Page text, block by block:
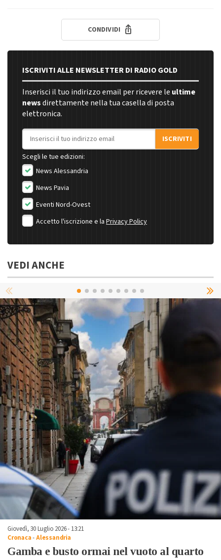
CONDIVIDI
ISCRIVITI ALLE NEWSLETTER DI RADIO GOLD
Inserisci il tuo indirizzo email per ricevere le ultime
newsdirettamente nella tua casella di posta
elettronica.
Indirizzo email
ISCRIVITI
Scegli le tue edizioni:
News Alessandria
News Pavia
Eventi Nord-Ovest
Accetto l'iscrizione e la Privacy Policy
VEDI ANCHE
Giovedì, 30 Luglio 2026 - 13:21
Cronaca-Alessandria
Gamba e busto ormai nel vuoto al quarto